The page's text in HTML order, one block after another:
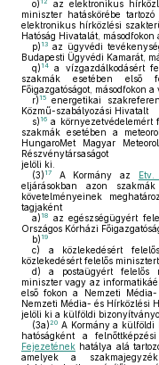
o)
az elektronikus
miniszter hatáskörébe
elektronikus hírközlési
Hatóság Hivatalát,
p) 13 az ügyvédi
Budapesti Ügyvédi Kamarát,
q) 14
a vízgazdálkodásért
szakmák esetében első
Főigazgatóságot, másodfokon
r) 15
energetikai
Közmű-szabályozási Hivatalt
s) 16 a környezetvédelemért
szakmák esetében a
HungaroMet Magyar
Részvénytársaságot
jelöli ki.
(3) 17 A Kormány az
eljárásokban azon
követelményeinek
tagjaként
a) 18
az egészségügyért
Országos Kórházi
b) 19
c) a közlekedésért
közlekedésért felelős minisztert,
d) a postaügyért felelős
miniszter vagy az
első fokon a Nemzeti
Nemzeti Média- és Hírközlési
jelöli ki a külföldi
(3a)20 A Kormány a külföldi
hatóságként a
Fejezetének hatálya alá
amelyek a